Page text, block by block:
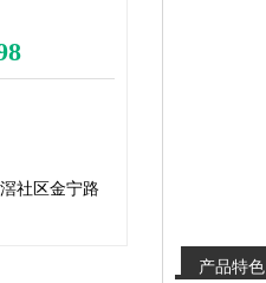
产品特色
社区金宁路